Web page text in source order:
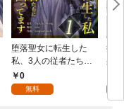
堕落聖女に転生した
私、3人の従者たちに
抱かれて困ってます 第
1話
0
無料
授
身